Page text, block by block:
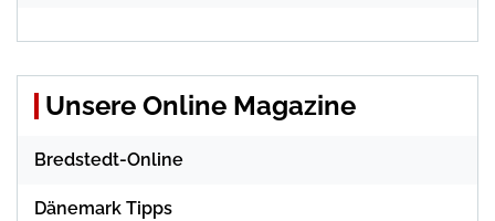
Unsere Online Magazine
Bredstedt-Online
Dänemark Tipps